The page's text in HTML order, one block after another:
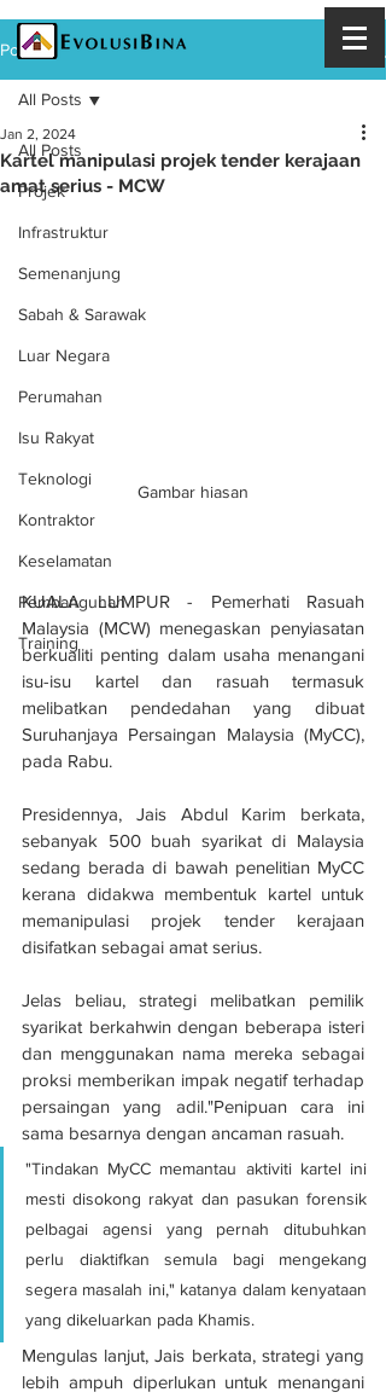
Post
All Posts
Projek
Infrastruktur
Semenanjung
Sabah & Sarawak
Luar Negara
Perumahan
Isu Rakyat
Teknologi
Kontraktor
Keselamatan
Pembangunan
Training
All Posts
Kartel manipulasi projek tender kerajaan
amat serius - MCW
Jan 2, 2024
Gambar hiasan
KUALA LUMPUR - Pemerhati Rasuah
Malaysia (MCW) menegaskan penyiasatan
berkualiti penting dalam usaha menangani
isu-isu kartel dan rasuah termasuk
melibatkan pendedahan yang dibuat
Suruhanjaya Persaingan Malaysia (MyCC),
pada Rabu.
Presidennya, Jais Abdul Karim berkata,
sebanyak 500 buah syarikat di Malaysia
sedang berada di bawah penelitian MyCC
kerana didakwa membentuk kartel untuk
memanipulasi projek tender kerajaan
disifatkan sebagai amat serius.
Jelas beliau, strategi melibatkan pemilik
syarikat berkahwin dengan beberapa isteri
dan menggunakan nama mereka sebagai
proksi memberikan impak negatif terhadap
persaingan yang adil."Penipuan cara ini
sama besarnya dengan ancaman rasuah.
"Tindakan MyCC memantau aktiviti kartel ini
mesti disokong rakyat dan pasukan forensik
pelbagai agensi yang pernah ditubuhkan
perlu diaktifkan semula bagi mengekang
segera masalah ini," katanya dalam kenyataan
yang dikeluarkan pada Khamis.
Mengulas lanjut, Jais berkata, strategi yang
lebih ampuh diperlukan untuk menangani